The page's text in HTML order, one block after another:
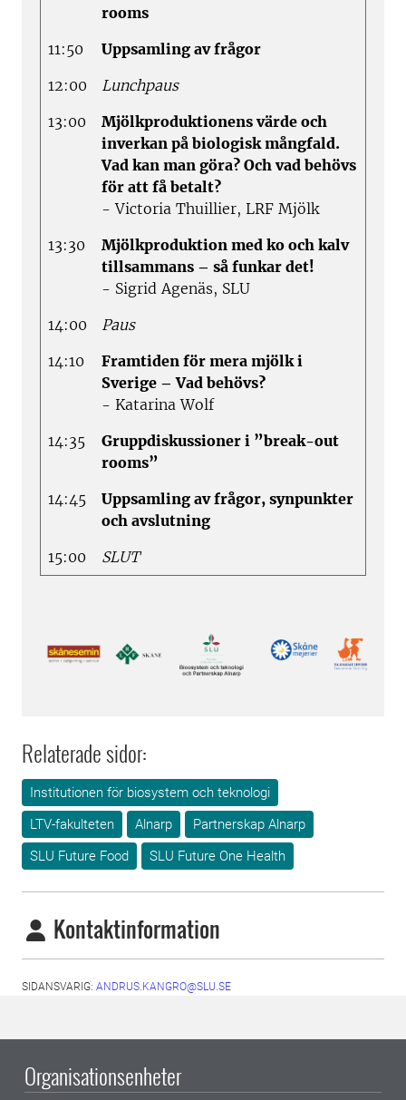
rooms
11:50
Uppsamling av frågor
12:00
Lunchpaus
13:00
Mjölkproduktionens värde och
inverkan på biologisk mångfald.
Vad kan man göra? Och vad behövs
för att få betalt?
- Victoria Thuillier, LRF Mjölk
13:30
Mjölkproduktion med ko och kalv
tillsammans – så funkar det!
- Sigrid Agenäs, SLU
14:00
Paus
14:10
Framtiden för mera mjölk i
Sverige – Vad behövs?
- Katarina Wolf
14:35
Gruppdiskussioner i ”break-out
rooms”
14:45
Uppsamling av frågor, synpunkter
och avslutning
15:00
SLUT
Relaterade sidor:
Institutionen för biosystem och teknologi
LTV-fakulteten
Alnarp
Partnerskap Alnarp
SLU Future Food
SLU Future One Health
Kontaktinformation
SIDANSVARIG: ANDRUS.KANGRO@SLU.SE
Organisationsenheter